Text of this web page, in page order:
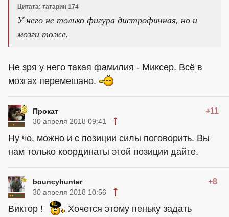
Цитата: татарин 174
У него не только фигура дистрофичная, но и
мозги тоже.
Не зря у него такая фамилия - Миксер. Всё в
мозгах перемешано.
Прокат +11
30 апреля 2018 09:41
Ну чо, можно и с позиции силы поговорить. Вы
нам только координаты этой позиции дайте.
bouncyhunter +8
30 апреля 2018 10:56
Виктор !
Хочется этому пеньку задать